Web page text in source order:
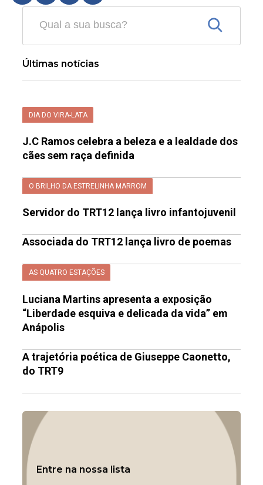
Últimas notícias
DIA DO VIRA-LATA
J.C Ramos celebra a beleza e a lealdade dos
cães sem raça definida
O BRILHO DA ESTRELINHA MARROM
Servidor do TRT12 lança livro infantojuvenil
Associada do TRT12 lança livro de poemas
AS QUATRO ESTAÇÕES
Luciana Martins apresenta a exposição
“Liberdade esquiva e delicada da vida” em
Anápolis
A trajetória poética de Giuseppe Caonetto,
do TRT9
Entre na nossa lista